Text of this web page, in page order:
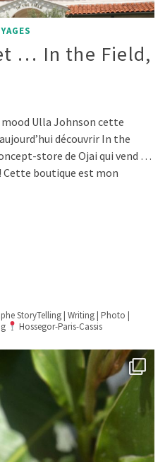
… In the Field,
Ulla Johnson cette
découvrir In the
store de Ojai qui vend …
boutique est mon
StoryTelling | Writing | Photo |
Hossegor-Paris-Cassis